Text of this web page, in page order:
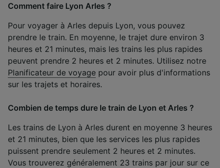
Comment faire Lyon Arles ?
Pour voyager à Arles depuis Lyon, vous pouvez
prendre le train. En moyenne, le trajet dure environ 3
heures et 21 minutes, mais les trains les plus rapides
peuvent prendre 2 heures et 2 minutes. Utilisez notre
Planificateur de voyage pour avoir plus d'informations
sur les trajets et horaires.
Combien de temps dure le train de Lyon et Arles ?
Les trains de Lyon à Arles durent en moyenne 3 heures
et 21 minutes, bien que les services les plus rapides
puissent prendre seulement 2 heures et 2 minutes.
Vous trouverez généralement 23 trains par jour sur ce